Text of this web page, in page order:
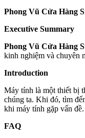
Phong Vũ Cửa Hàng
Executive Summary
Phong Vũ Cửa Hàng
kinh nghiệm và chuyên
Introduction
Máy tính là một thiết bị
chúng ta. Khi đó, tìm
khi máy tính gặp vấn đề.
FAQ